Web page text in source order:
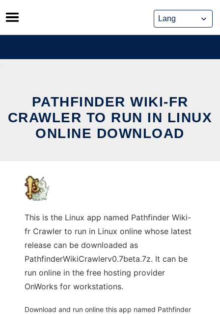
Skip
to
content
PATHFINDER WIKI-FR
CRAWLER TO RUN IN LINUX
ONLINE DOWNLOAD
This is the Linux app named Pathfinder Wiki-
fr Crawler to run in Linux online whose latest
release can be downloaded as
PathfinderWikiCrawlerv0.7beta.7z. It can be
run online in the free hosting provider
OnWorks for workstations.
Download and run online this app named Pathfinder